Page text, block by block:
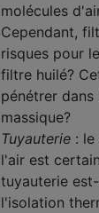
molécules
Cependant,
risques pour
filtre huilé?
pénétrer
massique?
Tuyauterie : le
l'air est
tuyauterie
l'isolation